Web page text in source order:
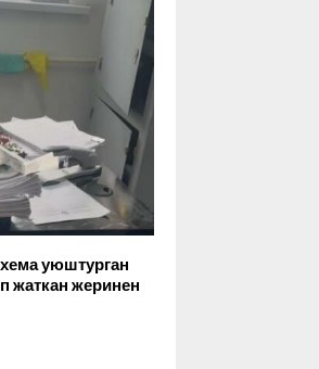
уюштурган
жаткан жеринен